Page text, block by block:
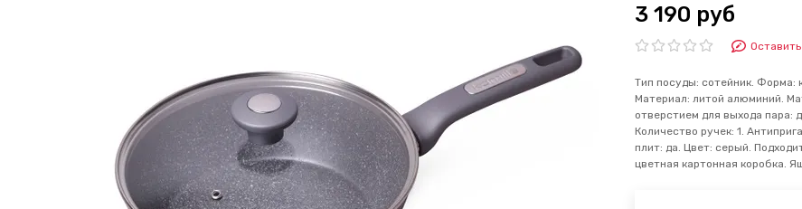
3 190 руб
Тип посуды: сотейник. Форма:
Материал: литой алюминий.
отверстием для выхода пара:
Количество ручек: 1.
плит: да. Цвет: серый.
цветная картонная коробка.